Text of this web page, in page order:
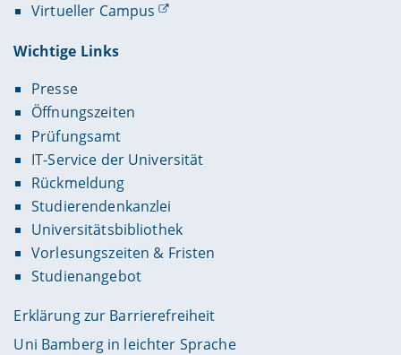
Virtueller Campus
Wichtige Links
Presse
Öffnungszeiten
Prüfungsamt
IT-Service der Universität
Rückmeldung
Studierendenkanzlei
Universitätsbibliothek
Vorlesungszeiten & Fristen
Studienangebot
Erklärung zur Barrierefreiheit
Uni Bamberg in leichter Sprache